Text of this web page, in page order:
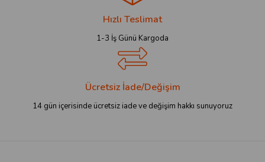
Hızlı Teslimat
1-3 İş Günü Kargoda
Ücretsiz İade/Değişim
14 gün içerisinde ücretsiz iade ve değişim hakkı sunuyoruz